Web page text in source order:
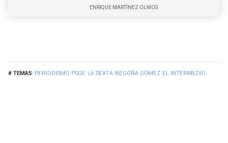
PERIODISMO PSOE LA SEXTA BEGOÑA GÓMEZ EL INTERMEDIO
ENRIQUE MARTÍNEZ OLMOS